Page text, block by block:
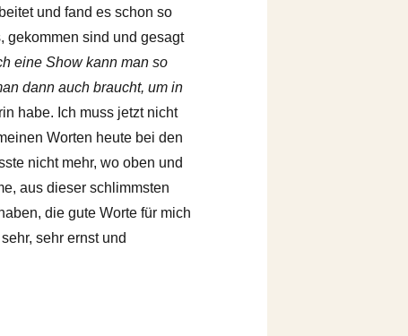
und fand es schon so
gekommen sind und gesagt
eine Show kann man so
dann auch braucht, um in
habe. Ich muss jetzt nicht
Worten heute bei den
nicht mehr, wo oben und
aus dieser schlimmsten
die gute Worte für mich
sehr ernst und